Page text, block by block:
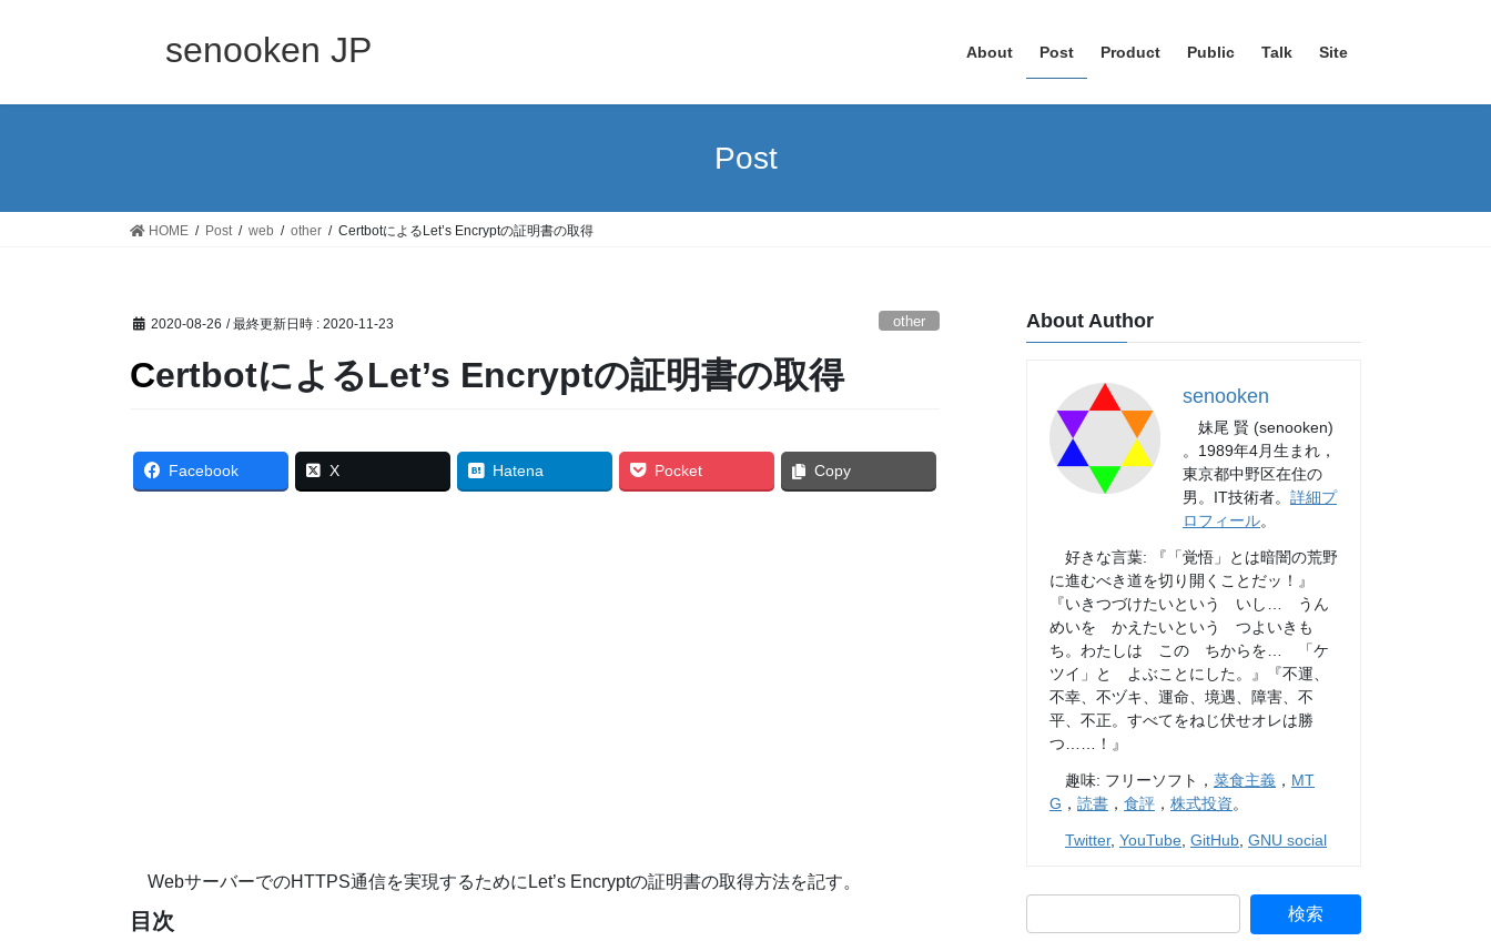
senooken JP About Post Product Public Talk Site
Post
HOME Post web other CertbotによるLet’s Encryptの証明書の取得
2020-08-26 / 最終更新日時 : 2020-11-23 other
CertbotによるLet’s Encryptの証明書の取得
Facebook X Hatena Pocket Copy
WebサーバーでのHTTPS通信を実現するためにLet’s Encryptの証明書の取得方法を記す。
目次
About Author
senooken
妹尾 賢 (senooken)
。1989年4月生まれ，
東京都中野区在住の
男。IT技術者。詳細プ
ロフィール。
好きな言葉: 『「覚悟」とは暗闇の荒野
に進むべき道を切り開くことだッ！』
『いきつづけたいという いし… うん
めいを かえたいという つよいきも
ち。わたしは この ちからを… 「ケ
ツイ」と よぶことにした。』『不運、
不幸、不ヅキ、運命、境遇、障害、不
平、不正。すべてをねじ伏せオレは勝
つ……！』
趣味: フリーソフト，菜食主義 ， MT
G ，読書 ，食評 ，株式投資。
Twitter,YouTube ,GitHub ,GNU social